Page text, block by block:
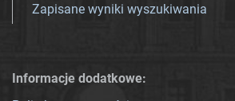
Zapisane wyniki wyszukiwania
Informacje dodatkowe: